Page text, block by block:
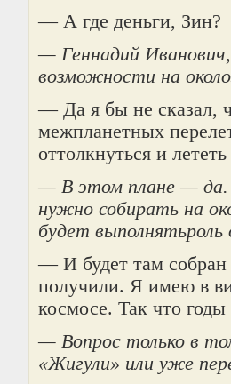
— А где деньги, Зин?
— Геннадий
возможности на
— Да я бы не сказал,
межпланетных
оттолкнуться и
— В этом плане — да.
нужно собирать на
будет выполнятьроль
— И будет там собран
получили. Я имею в
космосе. Так что
— Вопрос только в
«Жигули» или уже